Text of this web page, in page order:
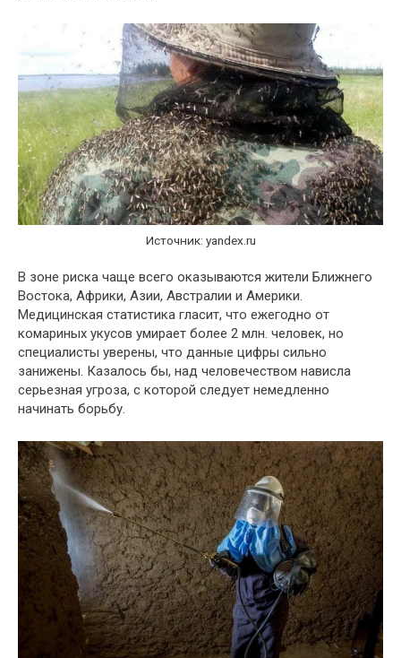
Источник: yandex.ru
В зоне риска чаще всего оказываются жители Ближнего
Востока, Африки, Азии, Австралии и Америки.
Медицинская статистика гласит, что ежегодно от
комариных укусов умирает более 2 млн. человек, но
специалисты уверены, что данные цифры сильно
занижены. Казалось бы, над человечеством нависла
серьезная угроза, с которой следует немедленно
начинать борьбу.